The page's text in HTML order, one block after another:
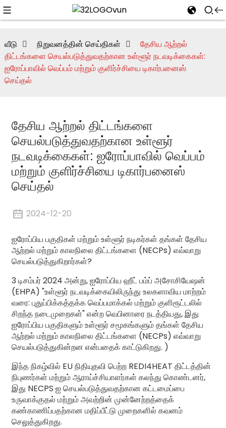
வீடு நிறுவனத்தின் செய்திகள்
தேசிய ஆற்றல்
திட்டங்களை செயல்படுத்துவதற்கான உள்ளூர் நடவடிக்கைகள்:
ஐரோப்பாவில் வெப்பம் மற்றும் குளிர்ச்சியை டிகார்பனைஸ்
செய்தல்
தேசிய ஆற்றல் திட்டங்களை
செயல்படுத்துவதற்கான உள்ளூர்
நடவடிக்கைகள்: ஐரோப்பாவில் வெப்பம்
மற்றும் குளிர்ச்சியை டிகார்பனைஸ்
செய்தல்
2024-12-20
ஐரோப்பிய பகுதிகள் மற்றும் உள்ளூர் நடிகர்கள் தங்கள் தேசிய
ஆற்றல் மற்றும் காலநிலை திட்டங்களை (NECPs) எவ்வாறு
செயல்படுத்துகிறார்கள்?
3 டிசம்பர் 2024 அன்று, ஐரோப்பிய ஹீட் பம்ப் அசோசியேஷன்
(EHPA) "உள்ளூர் நடவடிக்கையிலிருந்து உலகளாவிய மாற்றம்
வரை: புதுப்பிக்கத்தக்க வெப்பமாக்கல் மற்றும் குளிரூட்டலில்
சிறந்த நடைமுறைகள்" என்ற வெபினாரை நடத்தியது, இது
ஐரோப்பிய பகுதிகளும் உள்ளூர் சமூகங்களும் தங்கள் தேசிய
ஆற்றல் மற்றும் காலநிலை திட்டங்களை (NECPs) எவ்வாறு
செயல்படுத்துகின்றன என்பதைக் காட்டுகிறது. )
இந்த நிகழ்வில் EU நிதியுதவி பெற்ற REDI4HEAT திட்டத்தின்
நிபுணர்கள் மற்றும் ஆராய்ச்சியாளர்கள் கலந்து கொண்டனர்,
இது NECPS ஐ செயல்படுத்துவதற்கான கட்டமைப்பை
உருவாக்குதல் மற்றும் அவற்றின் முன்னேற்றத்தைக்
கண்காணிப்பதற்கான மதிப்பீட்டு முறைகளில் கவனம்
செலுத்துகிறது.